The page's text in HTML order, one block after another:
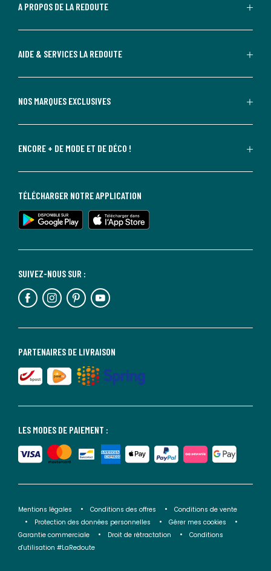
A PROPOS DE LA REDOUTE
AIDE & SERVICES LA REDOUTE
NOS MARQUES EXCLUSIVES
ENCORE + DE MODE ET DE DÉCO !
LES MODES DE PAIEMENT :
PARTENAIRES DE LIVRAISON
SUIVEZ-NOUS SUR :
TÉLÉCHARGER NOTRE APPLICATION
Mentions légales Conditions des offres
Conditions de vente
Protection des données personnelles
Gérer mes cookies
Garantie commerciale
Droit de rétractation
Conditions
d'utilisation #LaRedoute